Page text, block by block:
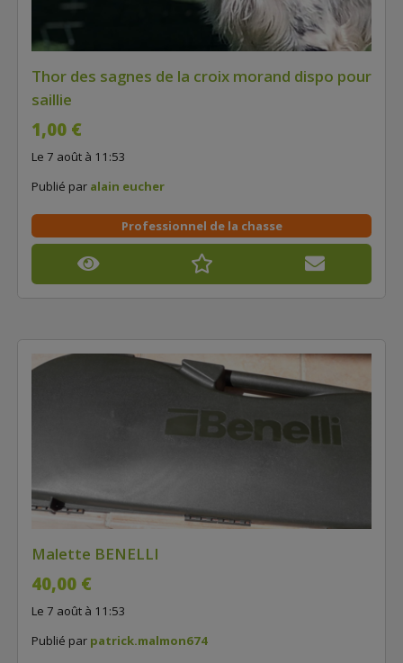
Thor des sagnes de la croix morand dispo pour
saillie
1,00 €
Le 7 août à 11:53
Publié par alain eucher
Professionnel de la chasse
Malette BENELLI
40,00 €
Le 7 août à 11:53
Publié par patrick.malmon674